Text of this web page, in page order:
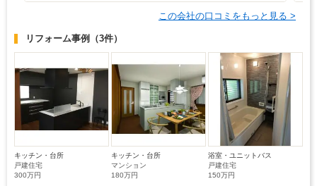
この会社の口コミをもっと見る >
リフォーム事例 （3件）
キッチン・台所
戸建住宅
300万円
キッチン・台所
マンション
180万円
浴室・ユニットバス
戸建住宅
150万円